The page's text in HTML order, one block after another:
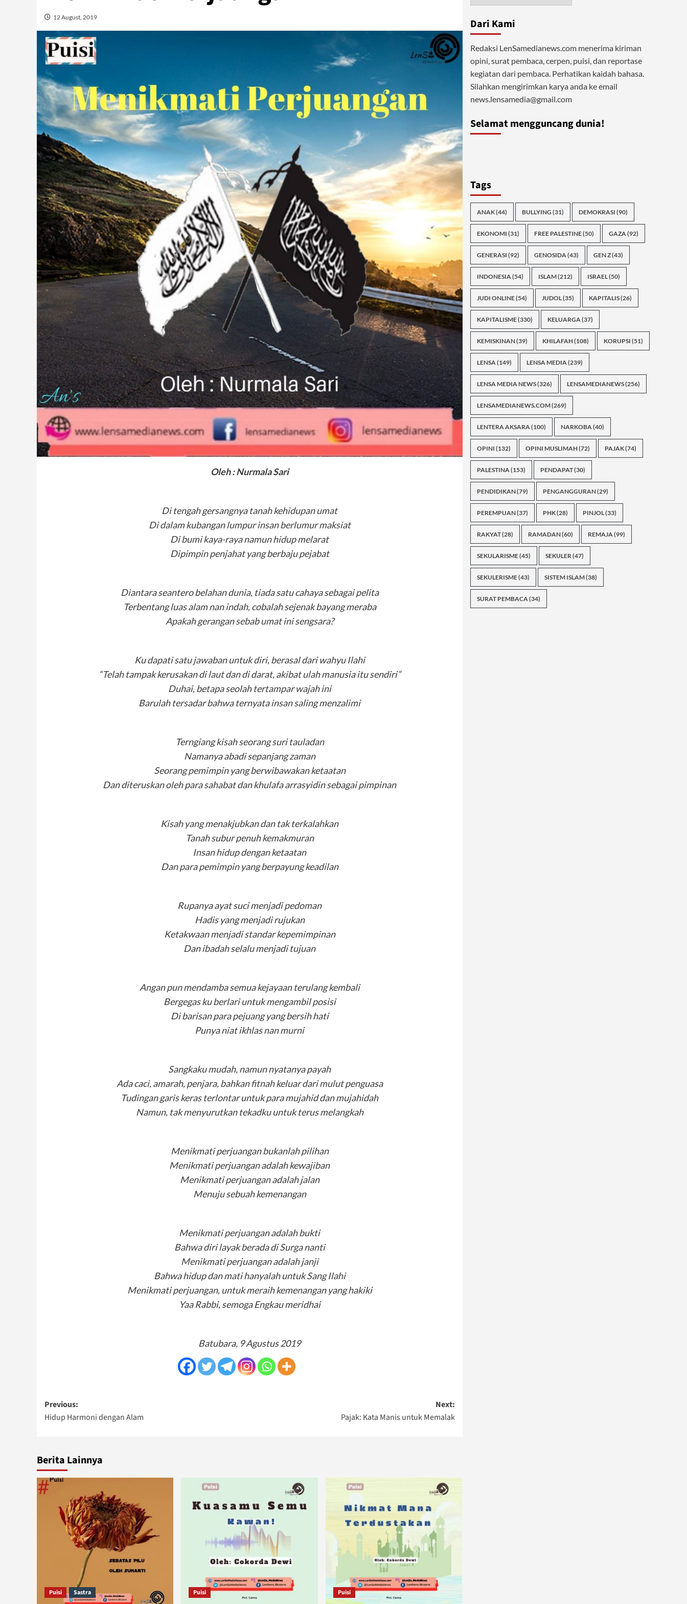
12 August, 2019
Oleh : Nurmala Sari
Di tengah gersangnya tanah kehidupan umat
Di dalam kubangan lumpur insan berlumur maksiat
Di bumi kaya-raya namun hidup melarat
Dipimpin penjahat yang berbaju pejabat
Diantara seantero belahan dunia, tiada satu cahaya sebagai pelita
Terbentang luas alam nan indah, cobalah sejenak bayang meraba
Apakah gerangan sebab umat ini sengsara?
Ku dapati satu jawaban untuk diri, berasal dari wahyu Ilahi
“Telah tampak kerusakan di laut dan di darat, akibat ulah manusia itu sendiri”
Duhai, betapa seolah tertampar wajah ini
Barulah tersadar bahwa ternyata insan saling menzalimi
Terngiang kisah seorang suri tauladan
Namanya abadi sepanjang zaman
Seorang pemimpin yang berwibawakan ketaatan
Dan diteruskan oleh para sahabat dan khulafa arrasyidin sebagai pimpinan
Kisah yang menakjubkan dan tak terkalahkan
Tanah subur penuh kemakmuran
Insan hidup dengan ketaatan
Dan para pemimpin yang berpayung keadilan
Rupanya ayat suci menjadi pedoman
Hadis yang menjadi rujukan
Ketakwaan menjadi standar kepemimpinan
Dan ibadah selalu menjadi tujuan
Angan pun mendamba semua kejayaan terulang kembali
Bergegas ku berlari untuk mengambil posisi
Di barisan para pejuang yang bersih hati
Punya niat ikhlas nan murni
Sangkaku mudah, namun nyatanya payah
Ada caci, amarah, penjara, bahkan fitnah keluar dari mulut penguasa
Tudingan garis keras terlontar untuk para mujahid dan mujahidah
Namun, tak menyurutkan tekadku untuk terus melangkah
Menikmati perjuangan bukanlah pilihan
Menikmati perjuangan adalah kewajiban
Menikmati perjuangan adalah jalan
Menuju sebuah kemenangan
Menikmati perjuangan adalah bukti
Bahwa diri layak berada di Surga nanti
Menikmati perjuangan adalah janji
Bahwa hidup dan mati hanyalah untuk Sang Ilahi
Menikmati perjuangan, untuk meraih kemenangan yang hakiki
Yaa Rabbi, semoga Engkau meridhai
Batubara, 9 Agustus 2019
Post
navigation
Previous:
Hidup Harmoni dengan Alam
Next:
Pajak: Kata Manis untuk Memalak
Berita Lainnya
Puisi Sastra Puisi Puisi
Dari Kami
Redaksi LenSamedianews.com menerima kiriman
opini, surat pembaca, cerpen, puisi, dan reportase
kegiatan dari pembaca. Perhatikan kaidah bahasa.
Silahkan mengirimkan karya anda ke email
news.lensamedia@gmail.com
Selamat mengguncang dunia!
Tags
ANAK(44) BULLYING (31) DEMOKRASI (90)
EKONOMI (31) FREE PALESTINE(50) GAZA(92)
GENERASI (92) GENOSIDA(43) GEN Z(43)
INDONESIA(54) ISLAM(212) ISRAEL(50)
JUDI ONLINE(54) JUDOL(35) KAPITALIS(26)
KAPITALISME(330) KELUARGA(37)
KEMISKINAN(39) KHILAFAH(108) KORUPSI (51)
LENSA(149) LENSA MEDIA(239)
LENSA MEDIA NEWS(326) LENSAMEDIANEWS(256)
LENSAMEDIANEWS.COM(269)
LENTERA AKSARA(100) NARKOBA(40)
OPINI (132) OPINI MUSLIMAH(72) PAJAK(74)
PALESTINA(153) PENDAPAT(30)
PENDIDIKAN(79) PENGANGGURAN(29)
PEREMPUAN(37) PHK(28) PINJOL(33)
RAKYAT(28) RAMADAN(60) REMAJA(99)
SEKULARISME(45) SEKULER(47)
SEKULERISME(43) SISTEM ISLAM(38)
SURAT PEMBACA(34)